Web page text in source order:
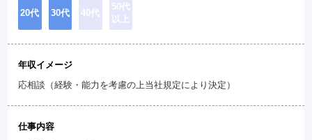
20代 30代 40代
50代
以上
年収イメージ
応相談（経験・能力を考慮の上当社規定により決定）
仕事内容